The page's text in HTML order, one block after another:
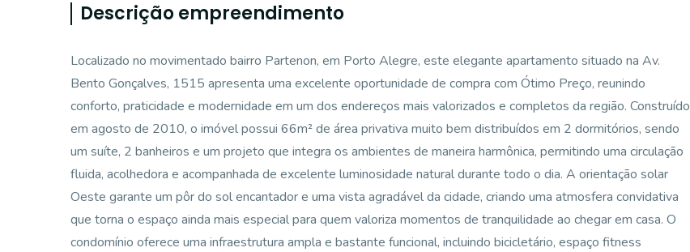
Descrição empreendimento
Localizado no movimentado bairro Partenon, em Porto Alegre, este elegante apartamento situado na Av.
Bento Gonçalves, 1515 apresenta uma excelente oportunidade de compra com Ótimo Preço, reunindo
conforto, praticidade e modernidade em um dos endereços mais valorizados e completos da região. Construído
em agosto de 2010, o imóvel possui 66m² de área privativa muito bem distribuídos em 2 dormitórios, sendo
um suíte, 2 banheiros e um projeto que integra os ambientes de maneira harmônica, permitindo uma circulação
fluida, acolhedora e acompanhada de excelente luminosidade natural durante todo o dia. A orientação solar
Oeste garante um pôr do sol encantador e uma vista agradável da cidade, criando uma atmosfera convidativa
que torna o espaço ainda mais especial para quem valoriza momentos de tranquilidade ao chegar em casa. O
condomínio oferece uma infraestrutura ampla e bastante funcional, incluindo bicicletário, espaço fitness